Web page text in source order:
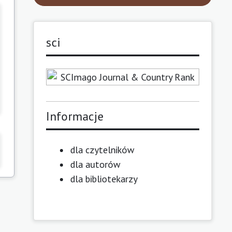
sci
Informacje
dla czytelników
dla autorów
dla bibliotekarzy